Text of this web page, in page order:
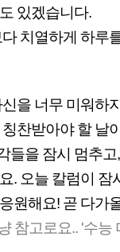
있겠습니다.
치열하게 하루
을 너무 미워하
찬받아야 할 날
을 잠시 멈추
. 오늘 칼럼이
원해요! 곧 다가
참고로요.. '수능